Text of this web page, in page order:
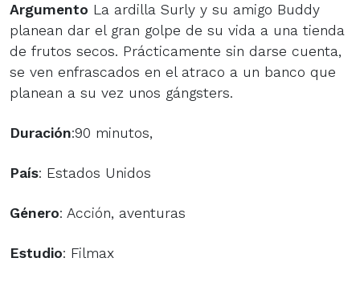
Argumento La ardilla Surly y su amigo Buddy
planean dar el gran golpe de su vida a una tienda
de frutos secos. Prácticamente sin darse cuenta,
se ven enfrascados en el atraco a un banco que
planean a su vez unos gángsters.
Duración:90 minutos,
País: Estados Unidos
Género: Acción, aventuras
Estudio: Filmax